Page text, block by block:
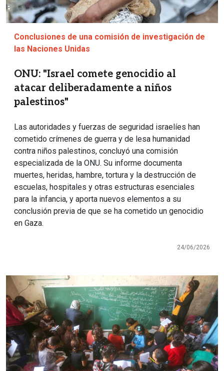
Conclusiones de una comisión de investigación de
las Naciones Unidas
ONU: "Israel comete genocidio al
atacar deliberadamente a niños
palestinos"
Las autoridades y fuerzas de seguridad israelíes han
cometido crímenes de guerra y de lesa humanidad
contra niños palestinos, concluyó una comisión
especializada de la ONU. Su informe documenta
muertes, heridas, hambre, tortura y la destrucción de
escuelas, hospitales y otras estructuras esenciales
para la infancia, y aporta nuevos elementos a su
conclusión previa de que se ha cometido un genocidio
en Gaza.
24/06/2026
Imagen